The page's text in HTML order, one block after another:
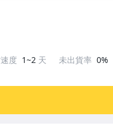
度 1~2 天 未出貨率 0%